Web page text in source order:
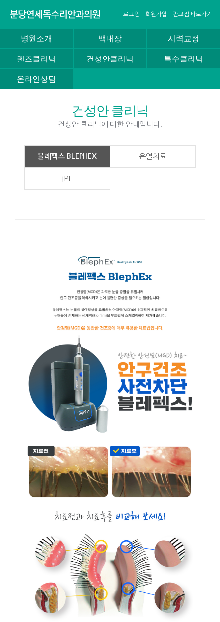
병원소개 백내장 시력교정
렌즈클리닉 건성안클리닉 특수클리닉
온라인상담
로그인 회원가입 판교점 바로가기
건성안 클리닉
건상안 클리닉에 대한 안내입니다.
블레펙스 BLEPHEX 온열치료
IPL